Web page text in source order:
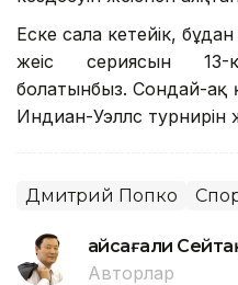
Еске сала кетейік,
жеңіс сериясын 13-
болатынбыз. Сондай-ақ
Индиан-Уэллс турнирін
Дмитрий Попко
Ғайсағали
Авторлар